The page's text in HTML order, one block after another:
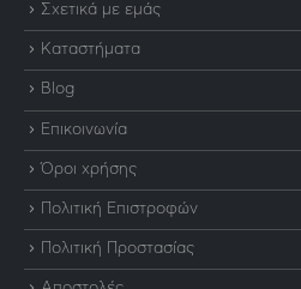
Σχετικά με εμάς
Καταστήματα
Blog
Επικοινωνία
Όροι χρήσης
Πολιτική Επιστροφών
Πολιτική Προστασίας